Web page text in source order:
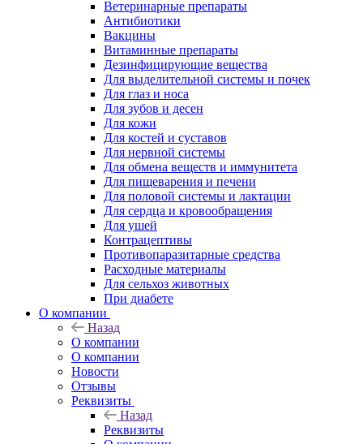
Ветеринарные препараты
Антибиотики
Вакцины
Витаминные препараты
Дезинфицирующие вещества
Для выделительной системы и почек
Для глаз и носа
Для зубов и десен
Для кожи
Для костей и суставов
Для нервной системы
Для обмена веществ и иммунитета
Для пищеварения и печени
Для половой системы и лактации
Для сердца и кровообращения
Для ушей
Контрацептивы
Противопаразитарные средства
Расходные материалы
Для сельхоз животных
При диабете
О компании
Назад
О компании
О компании
Новости
Отзывы
Реквизиты
Назад
Реквизиты